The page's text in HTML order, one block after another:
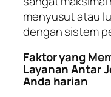
menyusut atau
dengan sistem
Faktor yang
Layanan Antar
Anda harian